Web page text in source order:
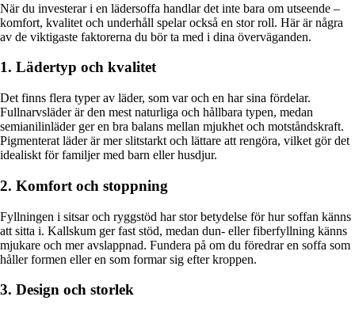
När du investerar i en lädersoffa handlar det inte bara om utseende –
komfort, kvalitet och underhåll spelar också en stor roll. Här är några
av de viktigaste faktorerna du bör ta med i dina överväganden.
1. Lädertyp och kvalitet
Det finns flera typer av läder, som var och en har sina fördelar.
Fullnarvsläder är den mest naturliga och hållbara typen, medan
semianilinläder ger en bra balans mellan mjukhet och motståndskraft.
Pigmenterat läder är mer slitstarkt och lättare att rengöra, vilket gör det
idealiskt för familjer med barn eller husdjur.
2. Komfort och stoppning
Fyllningen i sitsar och ryggstöd har stor betydelse för hur soffan känns
att sitta i. Kallskum ger fast stöd, medan dun- eller fiberfyllning känns
mjukare och mer avslappnad. Fundera på om du föredrar en soffa som
håller formen eller en som formar sig efter kroppen.
3. Design och storlek